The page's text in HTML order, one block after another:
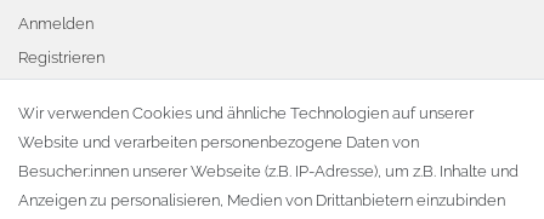
Anmelden
Registrieren
Warenkorb
Zur Kasse
KONTAKT
Wir verwenden Cookies und ähnliche Technologien auf unserer
Website und verarbeiten personenbezogene Daten von
Besucher:innen unserer Webseite (z.B. IP-Adresse), um z.B. Inhalte und
Anzeigen zu personalisieren, Medien von Drittanbietern einzubinden